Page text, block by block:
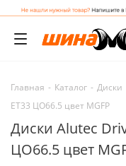
Главная - Каталог - Диски
ET33 ЦО66.5 цвет MGFP
Диски Alutec
ЦО66.5 цвет